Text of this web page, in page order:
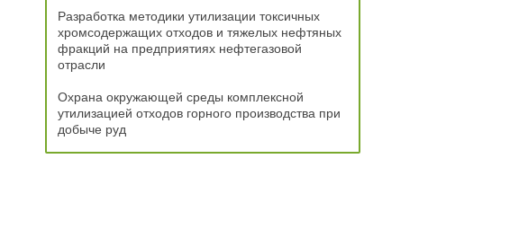
Разработка методики утилизации токсичных
хромсодержащих отходов и тяжелых нефтяных
фракций на предприятиях нефтегазовой
отрасли
Охрана окружающей среды комплексной
утилизацией отходов горного производства при
добыче руд